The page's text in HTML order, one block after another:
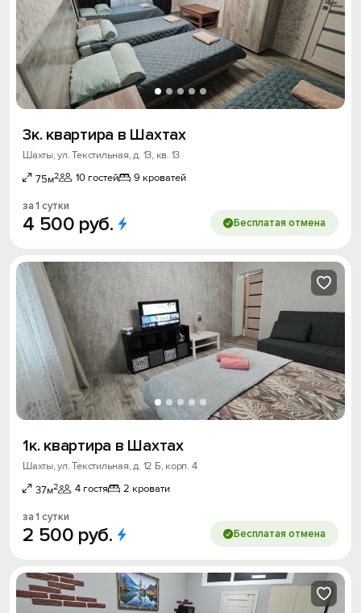
3к. квартира в Шахтах
Шахты, ул. Текстильная, д. 13, кв. 13
75м2 10 гостей 9 кроватей
за 1 сутки
4 500 руб. Бесплатая отмена
1к. квартира в Шахтах
Шахты, ул. Текстильная, д. 12 Б, корп. 4
37м2 4 гостя 2 кровати
за 1 сутки
2 500 руб. Бесплатая отмена